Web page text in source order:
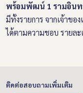
พร้อมพัฒน์ 1 รามอินท
มีทั้งรายการ จากเจ้าข
ได้ตามความชอบ รายล
ติดต่อสอบถามเพิ่มเติม